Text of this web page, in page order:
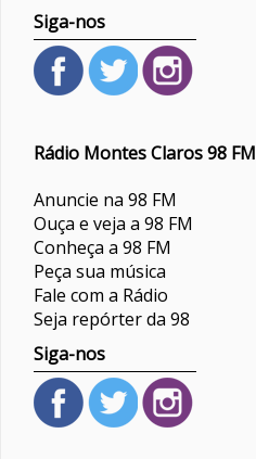
Siga-nos
Rádio Montes Claros 98 FM
Anuncie na 98 FM
Ouça e veja a 98 FM
Conheça a 98 FM
Peça sua música
Fale com a Rádio
Seja repórter da 98
Siga-nos